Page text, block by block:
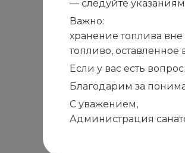
— следуйте
Важно:
хранение топлива
топливо,
Если у вас есть
Благодарим за
С уважением,
Администрация